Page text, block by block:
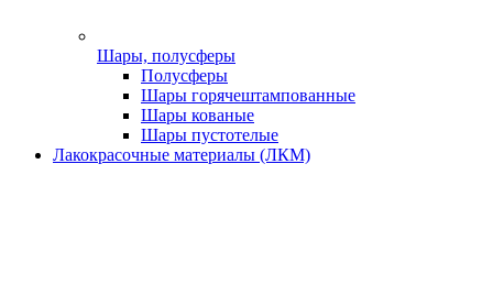
Шары, полусферы
Полусферы
Шары горячештампованные
Шары кованые
Шары пустотелые
Лакокрасочные материалы (ЛКМ)